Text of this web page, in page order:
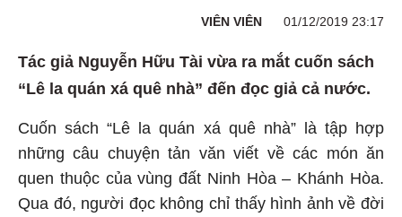
VIÊN VIÊN 01/12/2019 23:17
Tác giả Nguyễn Hữu Tài vừa ra mắt cuốn sách
“Lê la quán xá quê nhà” đến đọc giả cả nước.
Cuốn sách “Lê la quán xá quê nhà” là tập hợp
những câu chuyện tản văn viết về các món ăn
quen thuộc của vùng đất Ninh Hòa – Khánh Hòa.
Qua đó, người đọc không chỉ thấy hình ảnh về đời